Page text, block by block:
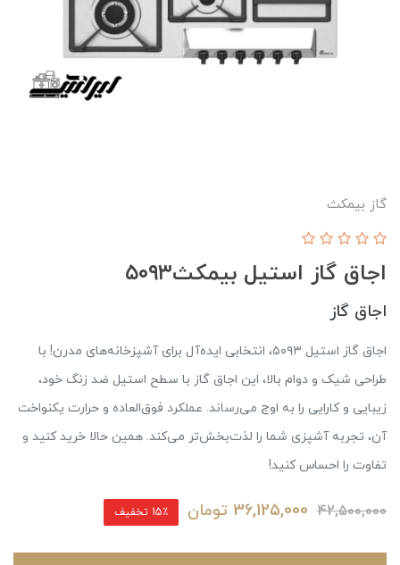
گاز بیمکث
اجاق گاز استیل بیمکث۵۰۹۳
اجاق گاز
اجاق گاز استیل ۵۰۹۳، انتخابی ایده‌آل برای آشپزخانه‌های مدرن! با
طراحی شیک و دوام بالا، این اجاق گاز با سطح استیل ضد زنگ خود،
زیبایی و کارایی را به اوج می‌رساند. عملکرد فوق‌العاده و حرارت یکنواخت
آن، تجربه آشپزی شما را لذت‌بخش‌تر می‌کند. همین حالا خرید کنید و
تفاوت را احساس کنید!
42,500,000
36,125,000 تومان 15٪ تخفیف